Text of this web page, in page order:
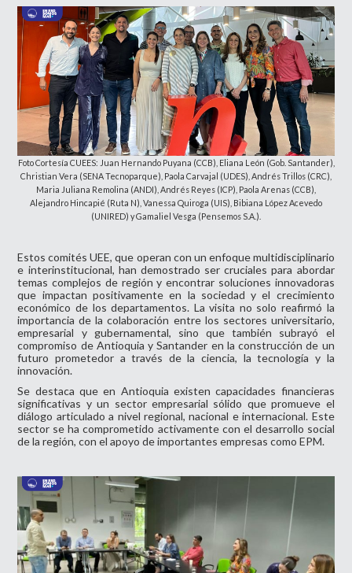
Foto Cortesía CUEES: Juan Hernando Puyana (CCB), Eliana León (Gob. Santander),
Christian Vera (SENA Tecnoparque), Paola Carvajal (UDES), Andrés Trillos (CRC),
Maria Juliana Remolina (ANDI), Andrés Reyes (ICP), Paola Arenas (CCB),
Alejandro Hincapié (Ruta N), Vanessa Quiroga (UIS), Bibiana López Acevedo
(UNIRED) y Gamaliel Vesga (Pensemos S.A.).
Estos comités UEE, que operan con un enfoque multidisciplinario
e interinstitucional, han demostrado ser cruciales para abordar
temas complejos de región y encontrar soluciones innovadoras
que impactan positivamente en la sociedad y el crecimiento
económico de los departamentos. La visita no solo reafirmó la
importancia de la colaboración entre los sectores universitario,
empresarial y gubernamental, sino que también subrayó el
compromiso de Antioquia y Santander en la construcción de un
futuro prometedor a través de la ciencia, la tecnología y la
innovación.
Se destaca que en Antioquia existen capacidades financieras
significativas y un sector empresarial sólido que promueve el
diálogo articulado a nivel regional, nacional e internacional. Este
sector se ha comprometido activamente con el desarrollo social
de la región, con el apoyo de importantes empresas como EPM.